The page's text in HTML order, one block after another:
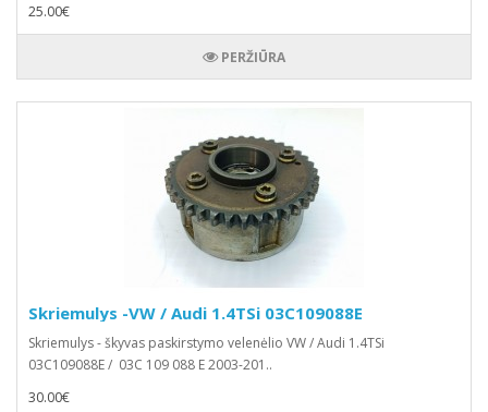
25.00€
PERŽIŪRA
Skriemulys -VW / Audi 1.4TSi 03C109088E
Skriemulys - škyvas paskirstymo velenėlio VW / Audi 1.4TSi
03C109088E / 03C 109 088 E 2003-201..
30.00€